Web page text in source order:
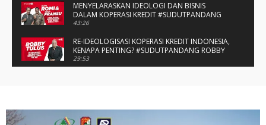
MENYELARASKAN IDEOLOGI DAN BISNIS
DALAM KOPERASI KREDIT #SUDUTPANDANG
BAPAK ROMI & BAPAK FRANSU
43:26
RE-IDEOLOGISASI KOPERASI KREDIT INDONESIA,
KENAPA PENTING? #SUDUTPANDANG ROBBY
TULUS
29:53
SPIRIT SAHABAT DAN SAUDARA SMP KATOLIK
NAIKOTEN #SUDUTPANDANG ROMO